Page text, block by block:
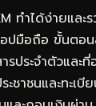
ทำได้ง่ายและร
อปมือถือ ขั้นต
ประจำตัวและ
ะชาชนและทะ